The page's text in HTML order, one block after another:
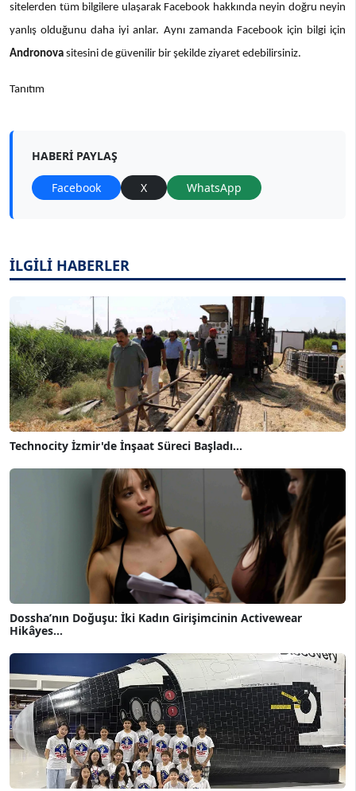
sitelerden tüm bilgilere ulaşarak Facebook hakkında neyin doğru neyin
yanlış olduğunu daha iyi anlar. Aynı zamanda Facebook için bilgi için
Andronova sitesini de güvenilir bir şekilde ziyaret edebilirsiniz.
Tanıtım
HABERI PAYLAŞ
Facebook X WhatsApp
İLGİLİ HABERLER
Technocity İzmir'de İnşaat Süreci Başladı...
Dossha’nın Doğuşu: İki Kadın Girişimcinin Activewear
Hikâyes...